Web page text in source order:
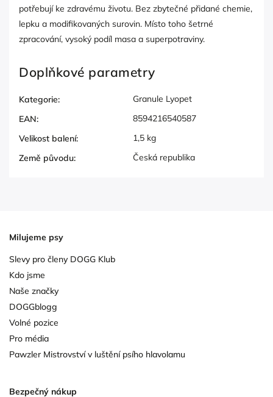
potřebují ke zdravému životu. Bez zbytečné přidané chemie,
lepku a modifikovaných surovin. Místo toho šetrné
zpracování, vysoký podíl masa a superpotraviny.
Doplňkové parametry
Kategorie:
Granule Lyopet
EAN:
8594216540587
Velikost balení:
1,5 kg
Země původu: Česká republika
Milujeme psy
Slevy pro členy DOGG Klub
Kdo jsme
Naše značky
DOGGblogg
Volné pozice
Pro média
Pawzler Mistrovství v luštění psího hlavolamu
Bezpečný nákup